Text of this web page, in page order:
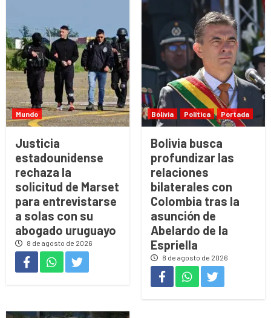
Mundo
Justicia
estadounidense
rechaza la
solicitud de Marset
para entrevistarse
a solas con su
abogado uruguayo
8 de agosto de 2026
Bolivia Política Portada
Bolivia busca
profundizar las
relaciones
bilaterales con
Colombia tras la
asunción de
Abelardo de la
Espriella
8 de agosto de 2026